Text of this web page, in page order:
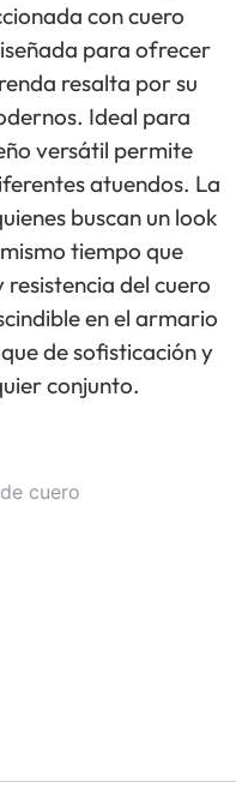
con cuero
para ofrecer
resalta por su
Ideal para
versátil permite
atuendos. La
buscan un look
tiempo que
del cuero
en el armario
de sofisticación y
conjunto.
cuero